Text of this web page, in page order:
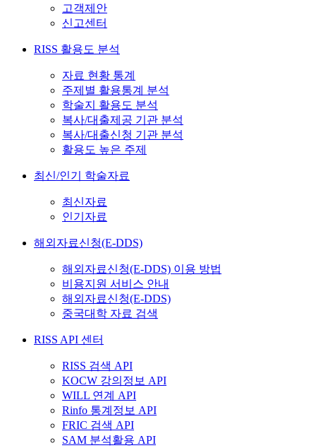
고객제안
신고센터
RISS 활용도 분석
자료 현황 통계
주제별 활용통계 분석
학술지 활용도 분석
복사/대출제공 기관 분석
복사/대출신청 기관 분석
활용도 높은 주제
최신/인기 학술자료
최신자료
인기자료
해외자료신청(E-DDS)
해외자료신청(E-DDS) 이용 방법
비용지원 서비스 안내
해외자료신청(E-DDS)
중국대학 자료 검색
RISS API 센터
RISS 검색 API
KOCW 강의정보 API
WILL 연계 API
Rinfo 통계정보 API
FRIC 검색 API
SAM 분석활용 API